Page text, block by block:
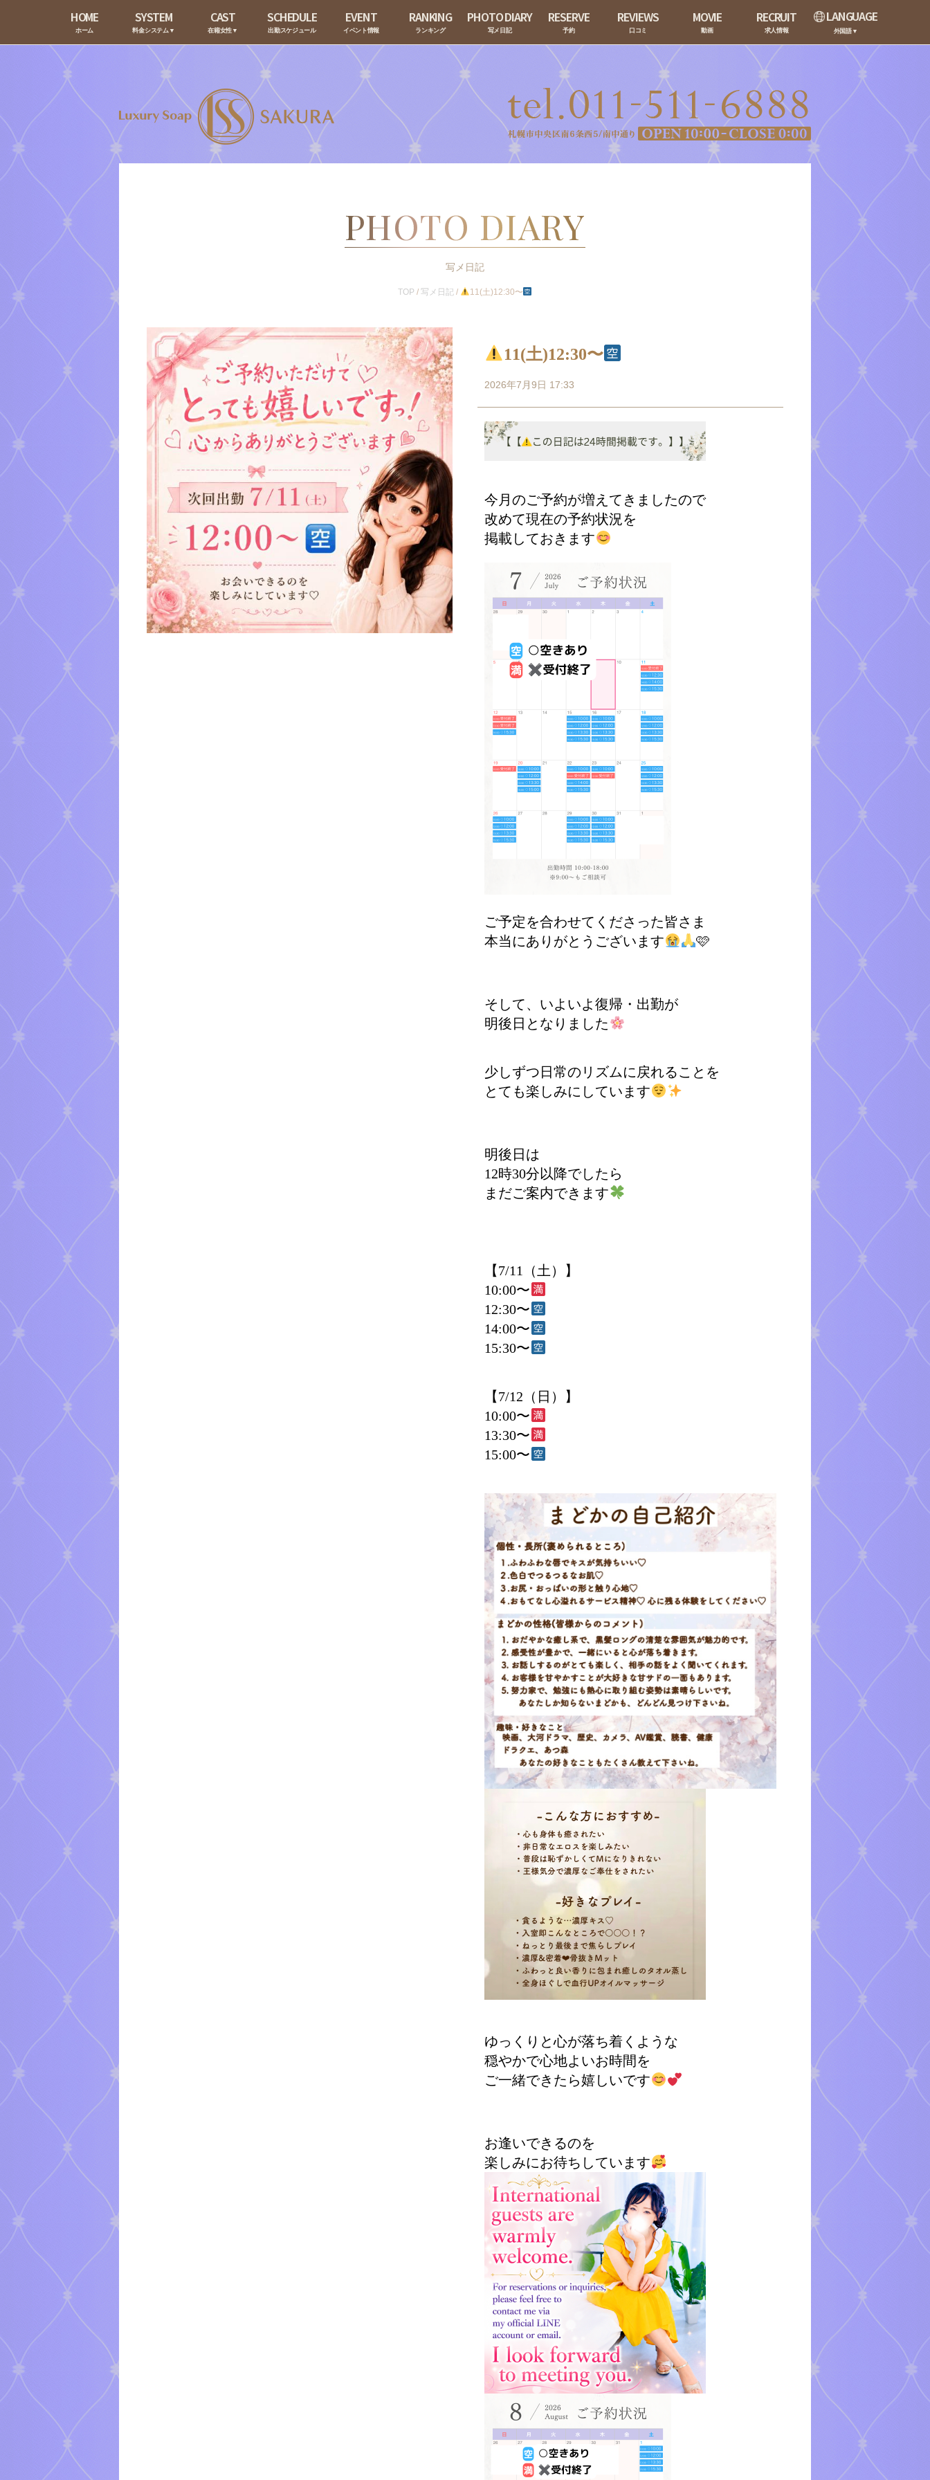
HOME
ホーム
SYSTEM
料金システム▼
CAST
在籍女性▼
SCHEDULE
出勤スケジュール
EVENT
イベント情報
RANKING
ランキング
PHOTO DIARY
写メ日記
RESERVE
予約
REVIEWS
口コミ
MOVIE
動画
RECRUIT
求人情報
LANGUAGE
外国語▼
PHOTO DIARY
写メ日記
TOP / 写メ日記/ 11(土)12:30〜
11(土)12:30〜
2026年7月9日 17:33
今月のご予約が増えてきましたので
改めて現在の予約状況を
掲載しておきます
ご予定を合わせてくださった皆さま
本当にありがとうございます
🩷
そして、いよいよ復帰・出勤が
明後日となりました
少しずつ日常のリズムに戻れることを
とても楽しみにしています
明後日は
12時30分以降でしたら
まだご案内できます
【7/11（土）】
10:00〜
12:30〜
14:00〜
15:30〜
【7/12（日）】
10:00〜
13:30〜
15:00〜
ゆっくりと心が落ち着くような
穏やかで心地よいお時間を
ご一緒できたら嬉しいです
お逢いできるのを
楽しみにお待ちしています